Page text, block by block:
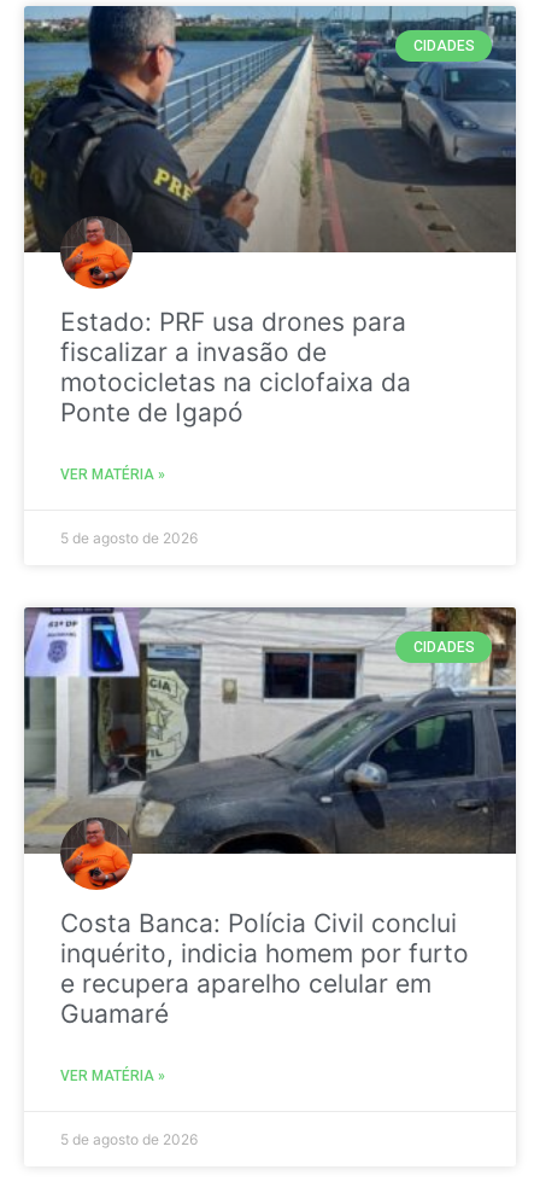
CIDADES
Estado: PRF usa drones para
fiscalizar a invasão de
motocicletas na ciclofaixa da
Ponte de Igapó
VER MATÉRIA »
5 de agosto de 2026
CIDADES
Costa Banca: Polícia Civil conclui
inquérito, indicia homem por furto
e recupera aparelho celular em
Guamaré
VER MATÉRIA »
5 de agosto de 2026